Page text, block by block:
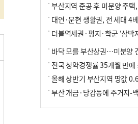
바닥 모를 부산상권…미분양
올해 상반기 부산지역 땅값